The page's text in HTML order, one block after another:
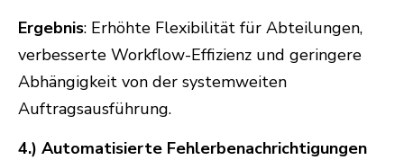
Ergebnis: Erhöhte Flexibilität für Abteilungen,
verbesserte Workflow-Effizienz und geringere
Abhängigkeit von der systemweiten
Auftragsausführung.
4.) Automatisierte Fehlerbenachrichtigungen